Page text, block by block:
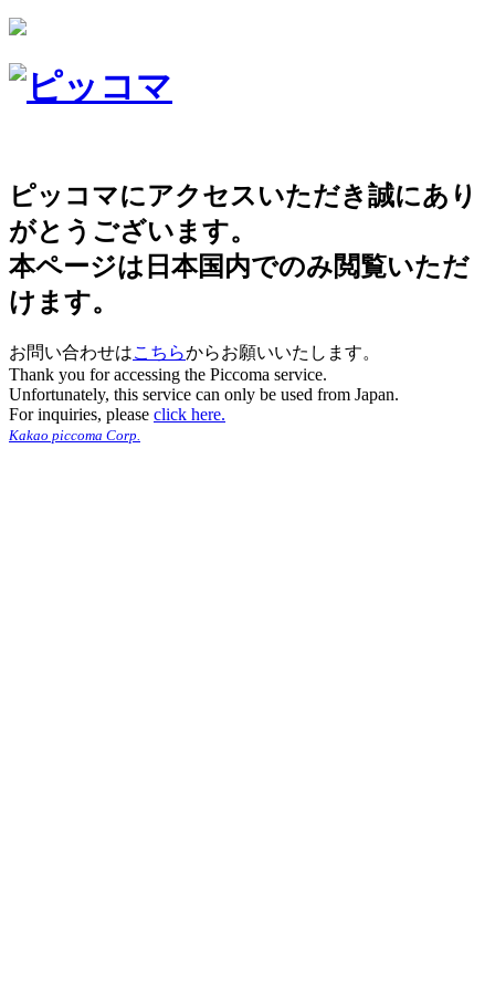
ピッコマにアクセスいただき誠にあり
がとうございます。
本ページは日本国内でのみ閲覧いただ
けます。
お問い合わせはこちらからお願いいたします。
Thank you for accessing the Piccoma service.
Unfortunately, this service can only be used from Japan.
For inquiries, please click here.
Kakao piccoma Corp.